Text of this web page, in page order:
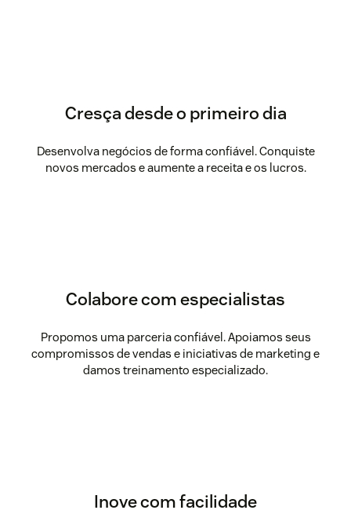
Cresça desde o primeiro dia
Desenvolva negócios de forma confiável. Conquiste
novos mercados e aumente a receita e os lucros.
Colabore com especialistas
Propomos uma parceria confiável. Apoiamos seus
compromissos de vendas e iniciativas de marketing e
damos treinamento especializado.
Inove com facilidade